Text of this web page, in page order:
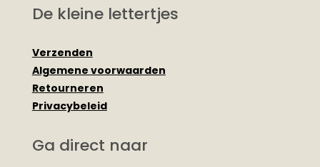
De kleine lettertjes
Verzenden
Algemene voorwaarden
Retourneren
Privacybeleid
Ga direct naar